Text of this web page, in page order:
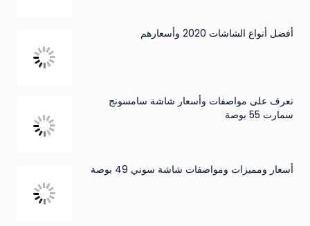
أفضل أنواع الشاشات 2020 وأسعارهم
تعرف على مواصفات وأسعار شاشة سامسونج
سمارت 55 بوصة
أسعار ومميزات ومواصفات شاشة سوني 49 بوصة